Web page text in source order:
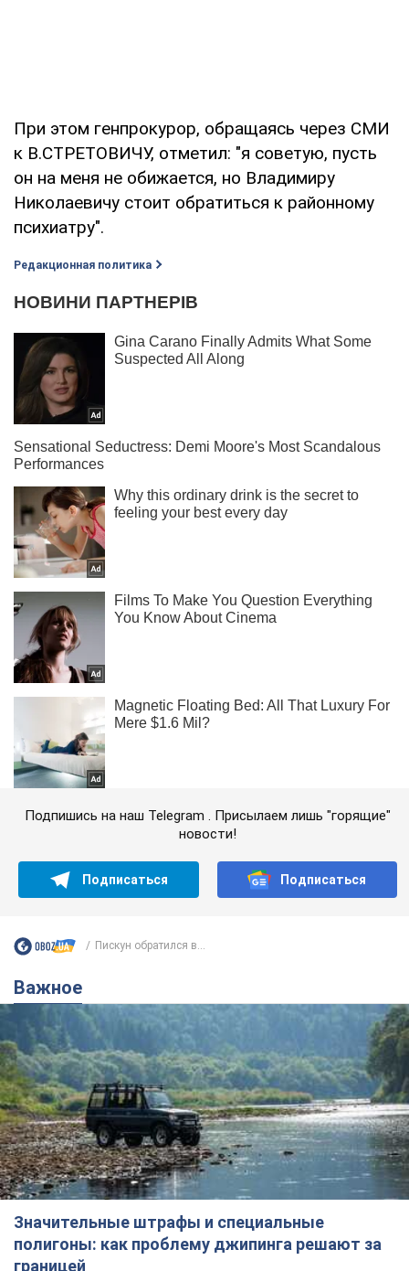
При этом генпрокурор, обращаясь через СМИ
к В.СТРЕТОВИЧУ, отметил: "я советую, пусть
он на меня не обижается, но Владимиру
Николаевичу стоит обратиться к районному
психиатру".
Редакционная политика
Подпишись на наш Telegram . Присылаем лишь "горящие"
новости!
Подписаться Подписаться
Пискун обратился в...
Важное
Значительные штрафы и специальные
полигоны: как проблему джипинга решают за
границей